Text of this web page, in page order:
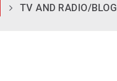
TV AND RADIO/BLOG